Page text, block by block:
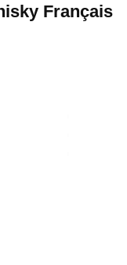
Français